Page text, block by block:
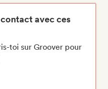
avec ces
toi sur Groover pour